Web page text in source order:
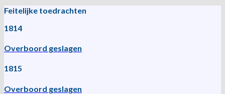
Feitelijke toedrachten
1814
Overboord geslagen
1815
Overboord geslagen